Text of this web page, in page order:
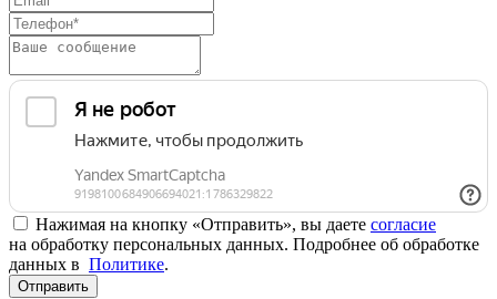
Нажимая на кнопку «Отправить», вы даете согласие
на обработку персональных данных. Подробнее об обработке
данных в Политике.
Отправить